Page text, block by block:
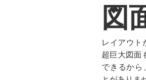
図
レイアウト
超巨大図面
できるから